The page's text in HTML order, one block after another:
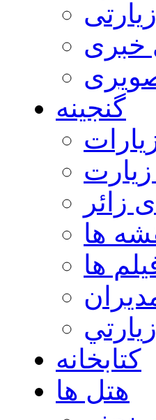
گنجینه
زیارت
زائر
ها
ها
کتابخانه
هتل ها